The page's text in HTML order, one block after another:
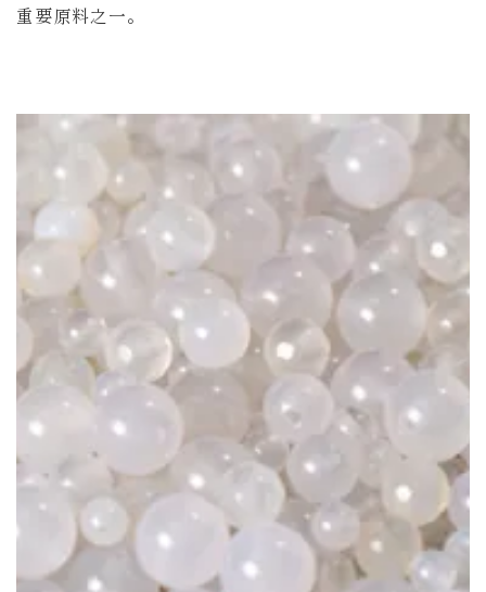
重要原料之一。